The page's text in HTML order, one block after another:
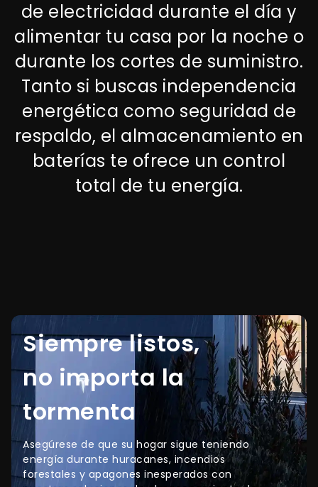
de electricidad durante el día y
alimentar tu casa por la noche o
durante los cortes de suministro.
Tanto si buscas independencia
energética como seguridad de
respaldo, el almacenamiento en
baterías te ofrece un control
total de tu energía.
Siempre listos,
no importa la
tormenta
Asegúrese de que su hogar sigue teniendo
energía durante huracanes, incendios
forestales y apagones inesperados con